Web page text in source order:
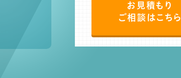
お見積もり
ご相談はこちら